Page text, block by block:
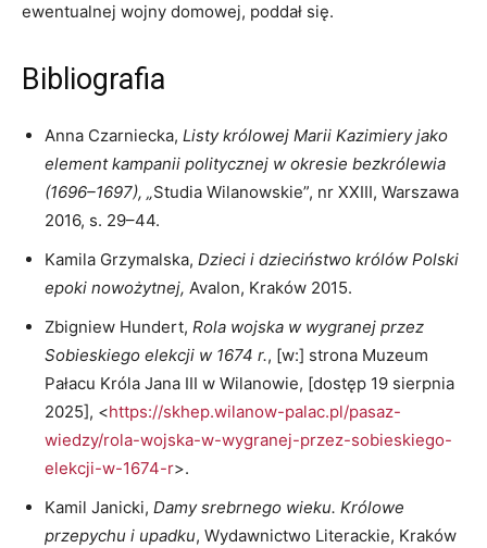
ewentualnej wojny domowej, poddał się.
Bibliografia
Anna Czarniecka, Listy królowej Marii Kazimiery jako
element kampanii politycznej w okresie bezkrólewia
(1696–1697), „Studia Wilanowskie”, nr XXIII, Warszawa
2016, s. 29–44.
Kamila Grzymalska, Dzieci i dzieciństwo królów Polski
epoki nowożytnej, Avalon, Kraków 2015.
Zbigniew Hundert, Rola wojska w wygranej przez
Sobieskiego elekcji w 1674 r., [w:] strona Muzeum
Pałacu Króla Jana III w Wilanowie, [dostęp 19 sierpnia
2025], <https://skhep.wilanow-palac.pl/pasaz-
wiedzy/rola-wojska-w-wygranej-przez-sobieskiego-
elekcji-w-1674-r>.
Kamil Janicki, Damy srebrnego wieku. Królowe
przepychu i upadku, Wydawnictwo Literackie, Kraków